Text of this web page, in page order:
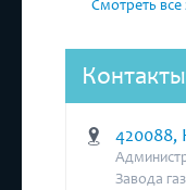
Смотреть все
Контакты
420088,
Завода